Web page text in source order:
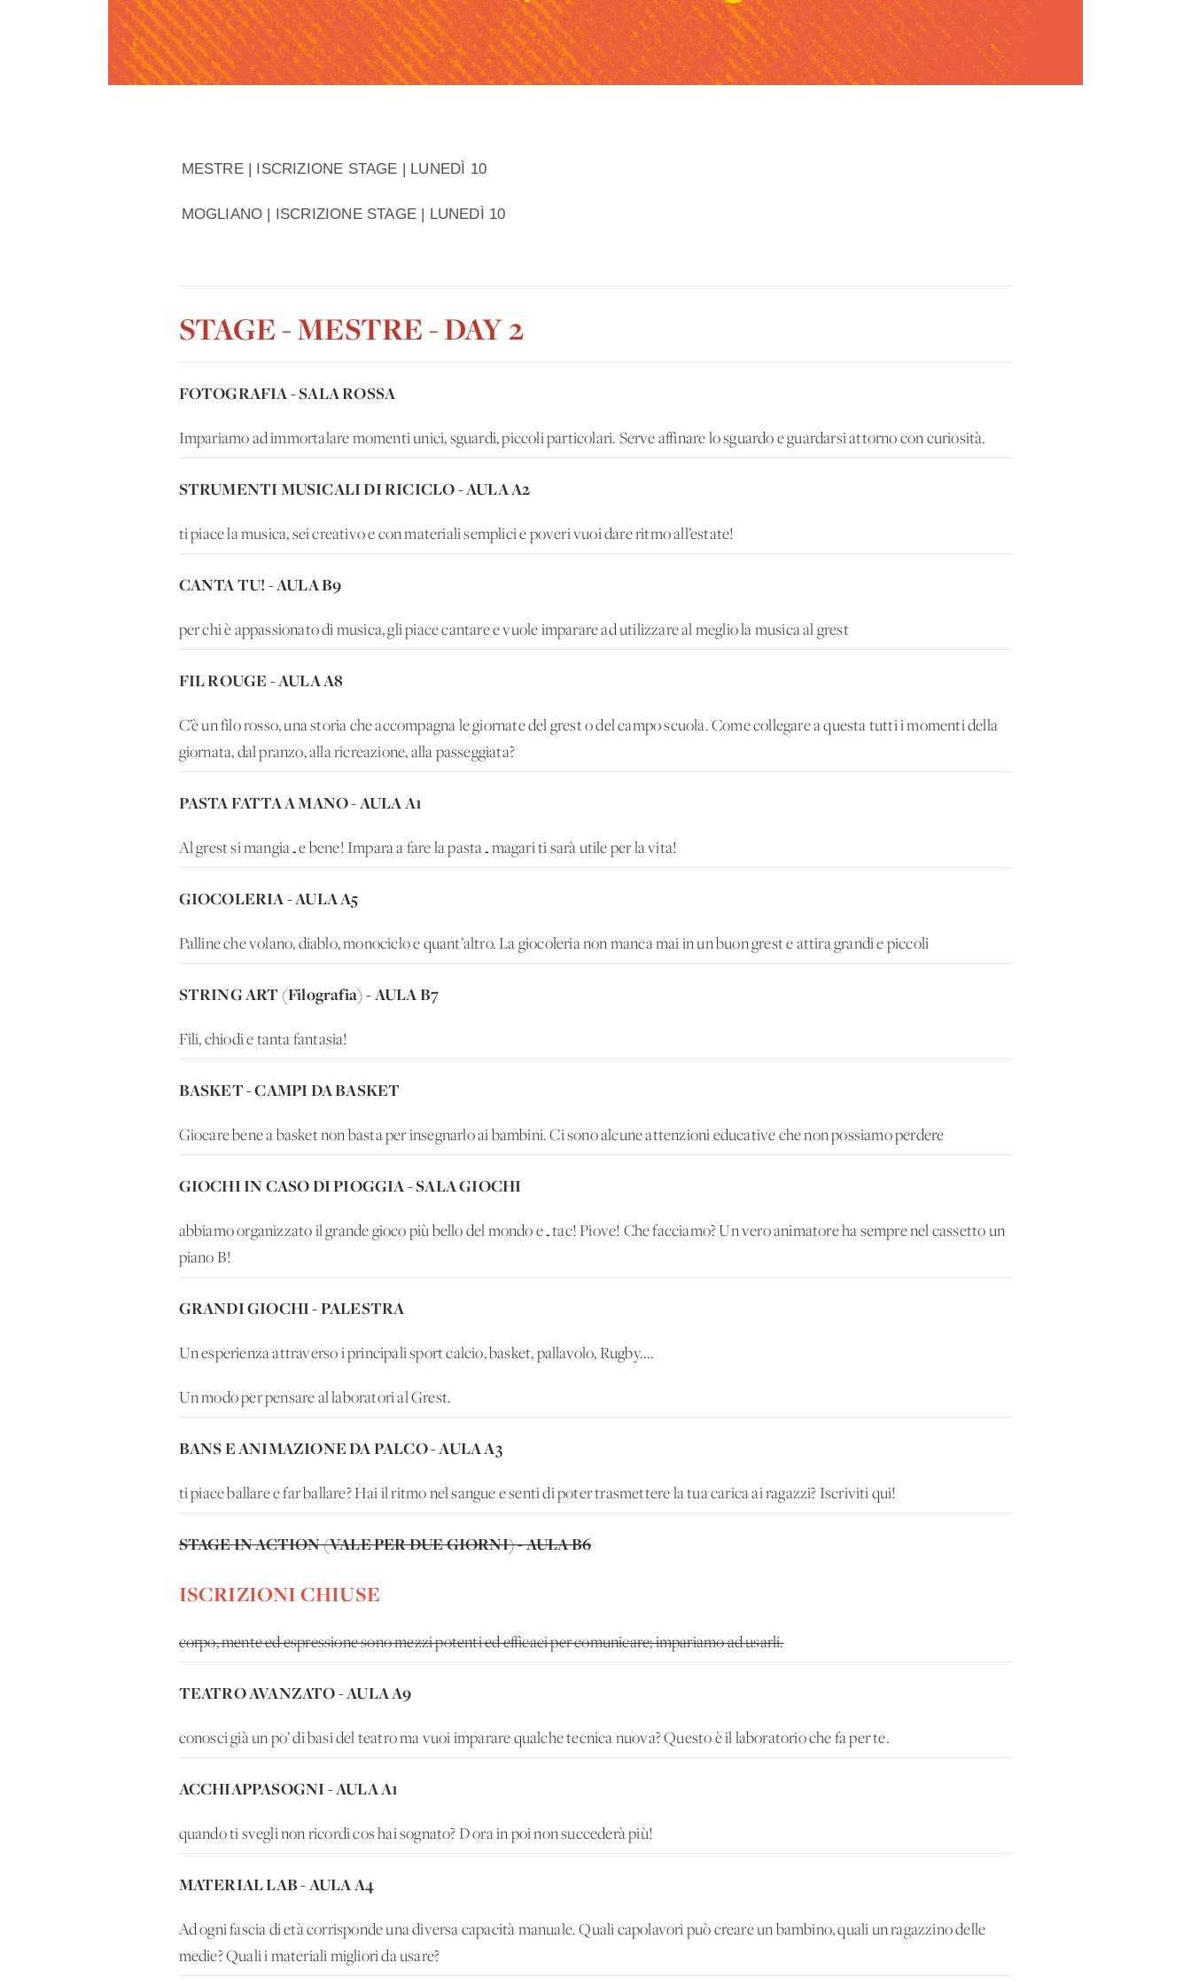
MESTRE | ISCRIZIONE STAGE | LUNEDÌ 10
MOGLIANO | ISCRIZIONE STAGE | LUNEDÌ 10
STAGE - MESTRE - DAY 2
FOTOGRAFIA - SALA ROSSA
Impariamo ad immortalare momenti unici, sguardi, piccoli particolari. Serve affinare lo sguardo e guardarsi attorno con curiosità.
STRUMENTI MUSICALI DI RICICLO - AULA A2
ti piace la musica, sei creativo e con materiali semplici e poveri vuoi dare ritmo all’estate!
CANTA TU! - AULA B9
per chi è appassionato di musica, gli piace cantare e vuole imparare ad utilizzare al meglio la musica al grest
FIL ROUGE - AULA A8
C’è un filo rosso, una storia che accompagna le giornate del grest o del campo scuola. Come collegare a questa tutti i momenti della
giornata, dal pranzo, alla ricreazione, alla passeggiata?
PASTA FATTA A MANO - AULA A1
Al grest si mangia…e bene! Impara a fare la pasta…magari ti sarà utile per la vita!
GIOCOLERIA - AULA A5
Palline che volano, diablo, monociclo e quant’altro. La giocoleria non manca mai in un buon grest e attira grandi e piccoli
STRING ART (Filografia) - AULA B7
Fili, chiodi e tanta fantasia!
BASKET - CAMPI DA BASKET
Giocare bene a basket non basta per insegnarlo ai bambini. Ci sono alcune attenzioni educative che non possiamo perdere
GIOCHI IN CASO DI PIOGGIA - SALA GIOCHI
abbiamo organizzato il grande gioco più bello del mondo e…tac! Piove! Che facciamo? Un vero animatore ha sempre nel cassetto un
piano B!
GRANDI GIOCHI - PALESTRA
Un'esperienza attraverso i principali sport calcio, basket, pallavolo, Rugby....
Un modo per pensare al laboratori al Grest.
BANS E ANIMAZIONE DA PALCO - AULA A3
ti piace ballare e far ballare? Hai il ritmo nel sangue e senti di poter trasmettere la tua carica ai ragazzi? Iscriviti qui!
STAGE IN ACTION (VALE PER DUE GIORNI) - AULA B6
ISCRIZIONI CHIUSE
corpo, mente ed espressione sono mezzi potenti ed efficaci per comunicare; impariamo ad usarli.
TEATRO AVANZATO - AULA A9
conosci già un po’ di basi del teatro ma vuoi imparare qualche tecnica nuova? Questo è il laboratorio che fa per te.
ACCHIAPPASOGNI - AULA A1
quando ti svegli non ricordi cos'hai sognato? D'ora in poi non succederà più!
MATERIAL LAB - AULA A4
Ad ogni fascia di età corrisponde una diversa capacità manuale. Quali capolavori può creare un bambino, quali un ragazzino delle
medie? Quali i materiali migliori da usare?